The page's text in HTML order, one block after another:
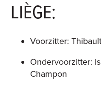
LIÈGE:
Voorzitter:
Ondervoorzitter:
Champon